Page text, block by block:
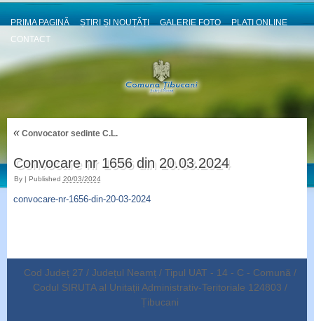
PRIMA PAGINĂ ȘTIRI ȘI NOUȚĂȚI GALERIE FOTO
PLATI ONLINE
CONTACT
«Convocator sedinte C.L.
Convocare nr 1656 din 20.03.2024
By | Published 20/03/2024
convocare-nr-1656-din-20-03-2024
Cod Județ 27 / Județul Neamț / Tipul UAT - 14 - C - Comună /
Codul SIRUTA al Unitații Administrativ-Teritoriale 124803 /
Țibucani